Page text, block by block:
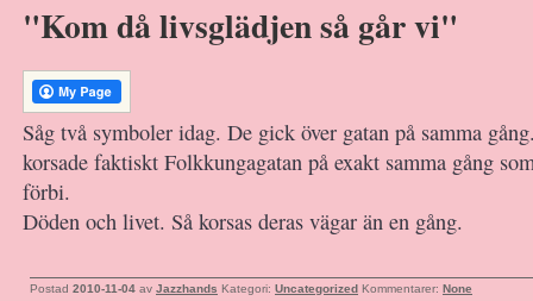
"Kom då livsglädjen så går vi"
Såg två symboler idag. De gick över gatan på samma
korsade faktiskt Folkkungagatan på exakt samma gång
förbi.
Döden och livet. Så korsas deras vägar än en gång.
Postad 2010-11-04 av Jazzhands Kategori: Uncategorized Kommentarer: None